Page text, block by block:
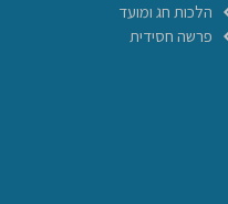
הלכות חג ומועד
פרשה חסידית